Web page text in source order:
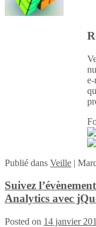
Publié dans Veille |
Suivez
Analytics avec
Posted on 14 janvier